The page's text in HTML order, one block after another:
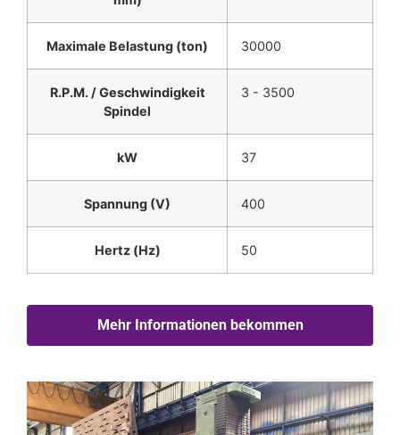
Maximale Belastung (ton) 30000
R.P.M. / Geschwindigkeit
Spindel
3 - 3500
kW 37
Spannung (V) 400
Hertz (Hz) 50
Mehr Informationen bekommen